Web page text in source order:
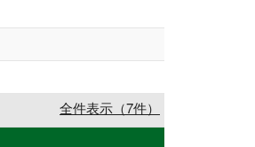
全件表示（7件）